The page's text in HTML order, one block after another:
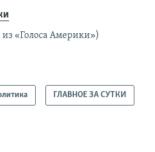
из «Голоса Америки»)
ГЛАВНОЕ ЗА СУТКИ